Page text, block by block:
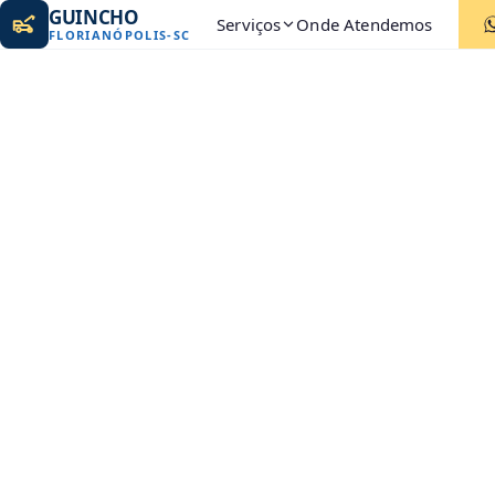
GUINCHO
FLORIANÓPOLIS-SC Serviços Onde Atendemos